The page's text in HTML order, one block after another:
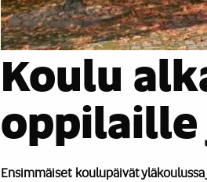
Koulu
Ensimmäiset koulupäivät yläkoulussa